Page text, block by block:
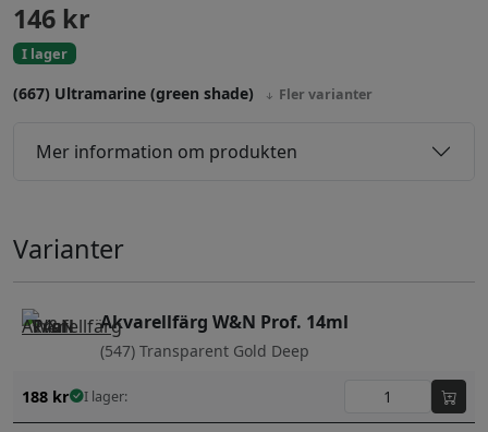
146 kr
I lager
(667) Ultramarine (green shade) Fler varianter
Mer information om produkten
Varianter
Akvarellfärg W&N Prof. 14ml
(547) Transparent Gold Deep
188 kr I lager: